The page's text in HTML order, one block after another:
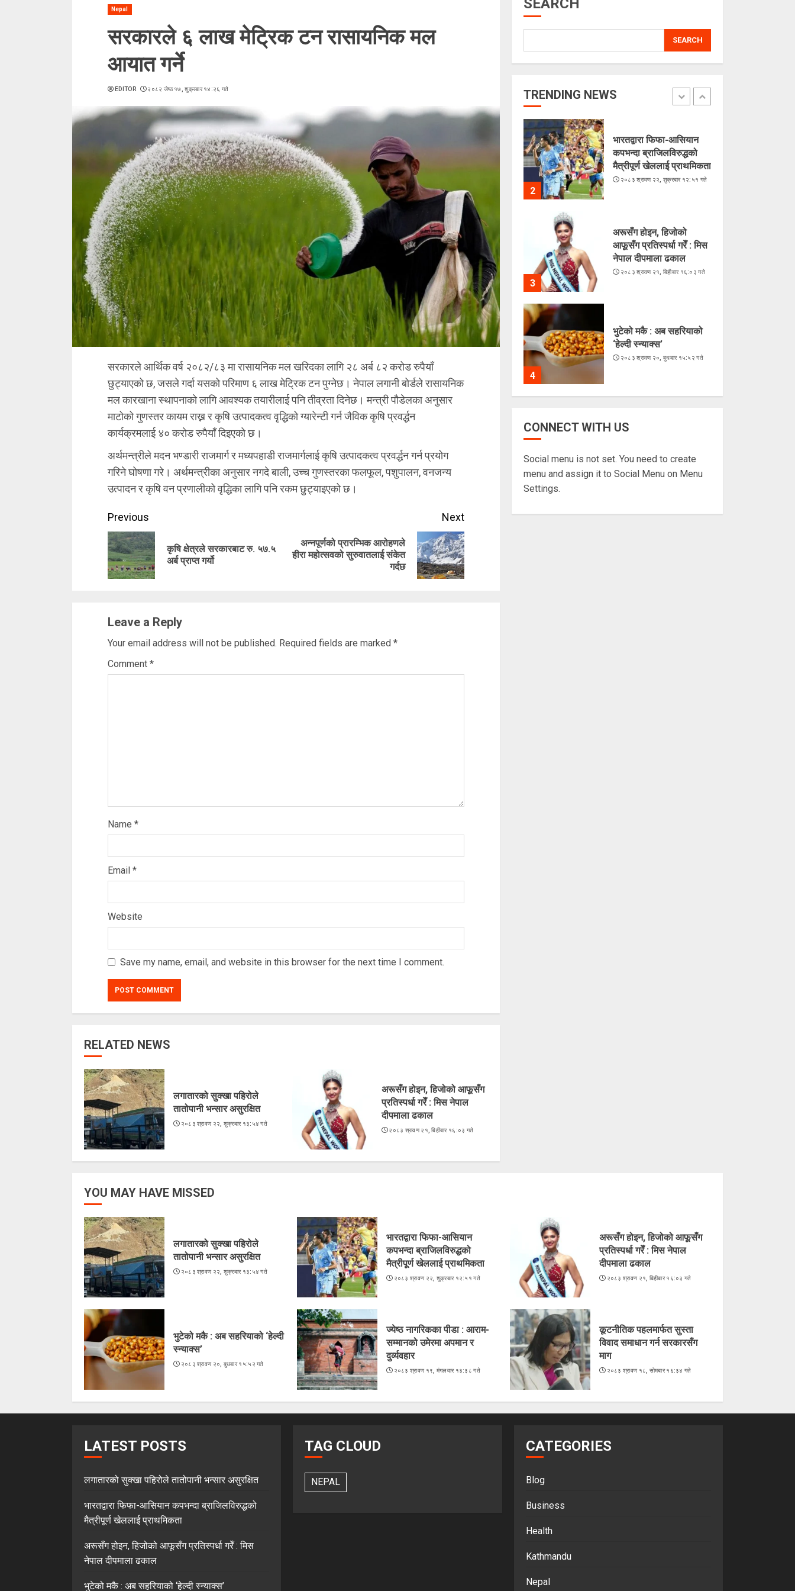
Nepal
सरकारले ६ लाख मेट्रिक टन रासायनिक मल
आयात गर्ने
EDITOR २०८२ जेष्ठ १७, शुक्रबार १४:२६ गते
सरकारले आर्थिक वर्ष २०८२/८३ मा रासायनिक मल खरिदका लागि २८ अर्ब ८२ करोड रुपैयाँ
छुट्याएको छ, जसले गर्दा यसको परिमाण ६ लाख मेट्रिक टन पुग्नेछ। नेपाल लगानी बोर्डले रासायनिक
मल कारखाना स्थापनाको लागि आवश्यक तयारीलाई पनि तीव्रता दिनेछ। मन्त्री पौडेलका अनुसार
माटोको गुणस्तर कायम राख्न र कृषि उत्पादकत्व वृद्धिको ग्यारेन्टी गर्न जैविक कृषि प्रवर्द्धन
कार्यक्रमलाई ४० करोड रुपैयाँ दिइएको छ।
अर्थमन्त्रीले मदन भण्डारी राजमार्ग र मध्यपहाडी राजमार्गलाई कृषि उत्पादकत्व प्रवर्द्धन गर्न प्रयोग
गरिने घोषणा गरे। अर्थमन्त्रीका अनुसार नगदे बाली, उच्च गुणस्तरका फलफूल, पशुपालन, वनजन्य
उत्पादन र कृषि वन प्रणालीको वृद्धिका लागि पनि रकम छुट्याइएको छ।
Continue
Reading
Previous
Previous
कृषि क्षेत्रले सरकारबाट रु. ५७.५
अर्ब प्राप्त गर्यो
Next
Next
अन्नपूर्णको प्रारम्भिक आरोहणले
हीरा महोत्सवको सुरुवातलाई संकेत
गर्दछ
Leave a Reply
Your email address will not be published. Required fields are marked *
Comment *
Name *
Email *
Website
Save my name, email, and website in this browser for the next time I comment.
RELATED NEWS
लगातारको सुक्खा पहिरोले
तातोपानी भन्सार असुरक्षित
२०८३ श्रावण २२, शुक्रबार १३:५४ गते
अरूसँग होइन, हिजोको आफूसँग
प्रतिस्पर्धा गरेँ : मिस नेपाल
दीपमाला ढकाल
२०८३ श्रावण २१, बिहीबार १६:०३ गते
SEARCH
SEARCH
TRENDING NEWS
5
1
लगातारको सुक्खा पहिरोले
2
भारतद्वारा फिफा-आसियान
कपभन्दा ब्राजिलविरुद्धको
मैत्रीपूर्ण खेललाई प्राथमिकता
२०८३ श्रावण २२, शुक्रबार १२:५१ गते
3
अरूसँग होइन, हिजोको
आफूसँग प्रतिस्पर्धा गरेँ : मिस
नेपाल दीपमाला ढकाल
२०८३ श्रावण २१, बिहीबार १६:०३ गते
4
भुटेको मकै : अब सहरियाको
‘हेल्दी स्न्याक्स’
२०८३ श्रावण २०, बुधबार १५:५२ गते
आराम-सम्मानको उमेरमा
२०८३ श्रावण १९, मंगलवार १३:३८ गते
लगातारको सुक्खा पहिरोले
CONNECT WITH US
Social menu is not set. You need to create
menu and assign it to Social Menu on Menu
Settings.
YOU MAY HAVE MISSED
लगातारको सुक्खा पहिरोले
तातोपानी भन्सार असुरक्षित
२०८३ श्रावण २२, शुक्रबार १३:५४ गते
भारतद्वारा फिफा-आसियान
कपभन्दा ब्राजिलविरुद्धको
मैत्रीपूर्ण खेललाई प्राथमिकता
२०८३ श्रावण २२, शुक्रबार १२:५१ गते
अरूसँग होइन, हिजोको आफूसँग
प्रतिस्पर्धा गरेँ : मिस नेपाल
दीपमाला ढकाल
२०८३ श्रावण २१, बिहीबार १६:०३ गते
भुटेको मकै : अब सहरियाको ‘हेल्दी
स्न्याक्स’
२०८३ श्रावण २०, बुधबार १५:५२ गते
ज्येष्ठ नागरिकका पीडा : आराम-
सम्मानको उमेरमा अपमान र
दुर्व्यवहार
२०८३ श्रावण १९, मंगलवार १३:३८ गते
कूटनीतिक पहलमार्फत सुस्ता
विवाद समाधान गर्न सरकारसँग
माग
२०८३ श्रावण १८, सोमबार १६:३४ गते
LATEST POSTS
लगातारको सुक्खा पहिरोले तातोपानी भन्सार असुरक्षित
भारतद्वारा फिफा-आसियान कपभन्दा ब्राजिलविरुद्धको
मैत्रीपूर्ण खेललाई प्राथमिकता
अरूसँग होइन, हिजोको आफूसँग प्रतिस्पर्धा गरेँ : मिस
नेपाल दीपमाला ढकाल
भुटेको मकै : अब सहरियाको ‘हेल्दी स्न्याक्स’
TAG CLOUD
NEPAL
CATEGORIES
Blog
Business
Health
Kathmandu
Nepal